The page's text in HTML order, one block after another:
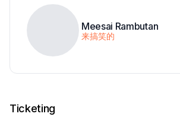
Meesai Rambutan
来搞笑的
Ticketing